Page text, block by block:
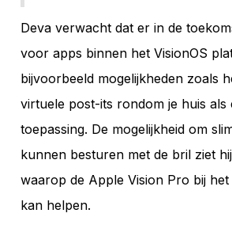
Deva verwacht dat er in de
voor apps binnen het VisionOS
bijvoorbeeld mogelijkheden zoals
virtuele post-its rondom je huis als
toepassing. De mogelijkheid om
kunnen besturen met de bril ziet
waarop de Apple Vision Pro bij het
kan helpen.